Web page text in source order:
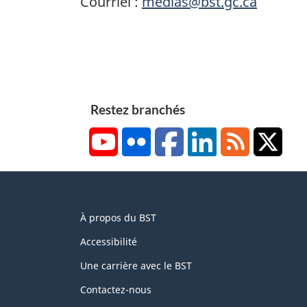
Restez branchés
YouTubeFlickr FacebookLinkedInRSS
this
site
À propos du BST
Accessibilité
Une carrière avec le BST
Contactez-nous